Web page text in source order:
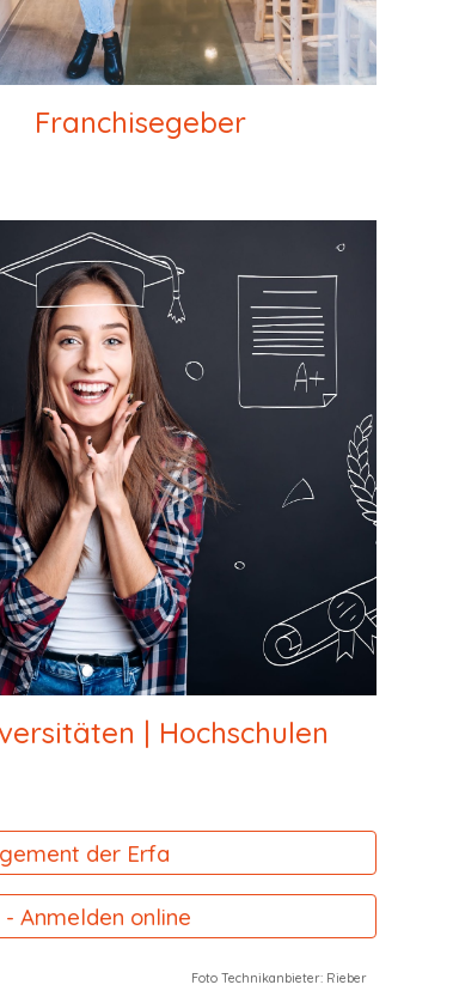
Franchisegeber
| Hochschulen
der Erfa
- Anmelden online
Foto Technikanbieter: Rieber